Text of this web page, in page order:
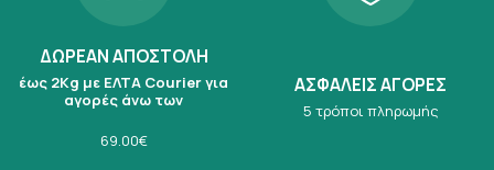
ΔΩΡΕΑΝ ΑΠΟΣΤΟΛΗ
έως 2Kg με ΕΛΤΑ Courier για
αγορές άνω των
69.00€
ΑΣΦΑΛΕΙΣ ΑΓΟΡΕΣ
5 τρόποι πληρωμής